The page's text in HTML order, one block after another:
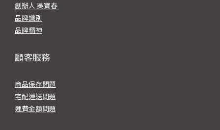
創辦人 吳寶春
品牌識別
品牌精神
顧客服務
商品保存問題
宅配運送問題
運費金額問題